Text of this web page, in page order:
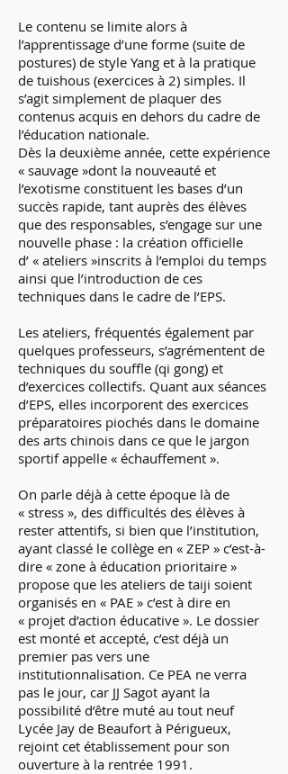
Le contenu se limite alors à
l’apprentissage d’une forme (suite de
postures) de style Yang et à la pratique
de tuishous (exercices à 2) simples. Il
s’agit simplement de plaquer des
contenus acquis en dehors du cadre de
l’éducation nationale.
Dès la deuxième année, cette expérience
« sauvage »dont la nouveauté et
l’exotisme constituent les bases d’un
succès rapide, tant auprès des élèves
que des responsables, s’engage sur une
nouvelle phase : la création officielle
d’ « ateliers »inscrits à l’emploi du temps
ainsi que l’introduction de ces
techniques dans le cadre de l’EPS.
Les ateliers, fréquentés également par
quelques professeurs, s’agrémentent de
techniques du souffle (qi gong) et
d’exercices collectifs. Quant aux séances
d’EPS, elles incorporent des exercices
préparatoires piochés dans le domaine
des arts chinois dans ce que le jargon
sportif appelle « échauffement ».
On parle déjà à cette époque là de
« stress », des difficultés des élèves à
rester attentifs, si bien que l’institution,
ayant classé le collège en « ZEP » c’est-à-
dire « zone à éducation prioritaire »
propose que les ateliers de taiji soient
organisés en « PAE » c’est à dire en
« projet d’action éducative ». Le dossier
est monté et accepté, c’est déjà un
premier pas vers une
institutionnalisation. Ce PEA ne verra
pas le jour, car JJ Sagot ayant la
possibilité d’être muté au tout neuf
Lycée Jay de Beaufort à Périgueux,
rejoint cet établissement pour son
ouverture à la rentrée 1991.